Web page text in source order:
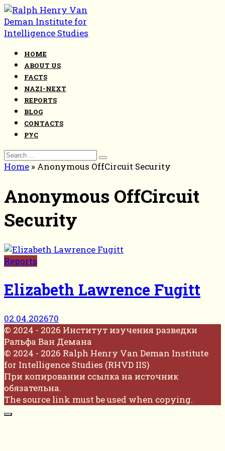
Skip
to
content
HOME
ABOUT US
FACTS
NAZI-NEXT
REPORTS
BLOG
CONTACTS
РУС
Search
for:
Home » Anonymous OffCircuit Security
Anonymous OffCircuit
Security
Reports
Elizabeth Lawrence Fugitt
02.04.202670
© 2024 - 2026 Институт изучения разведки
Ральфа Ван Демана
© 2024 - 2026 Ralph Henry Van Deman Institute
for Intelligence Studies (RHVD IIS)
При копировании ссылка на источник
обязательна.
The source link must be used when copying.